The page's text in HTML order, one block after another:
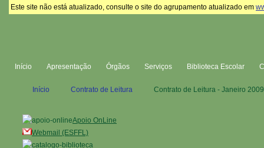
Este site não está atualizado, consulte o site do agrupamento atualizado em
Início Apresentação Órgãos Serviços Biblioteca Escolar
Apoio OnLine
Webmail (ESFFL)
Início Contrato de Leitura Contrato de Leitura - Janeiro 2009